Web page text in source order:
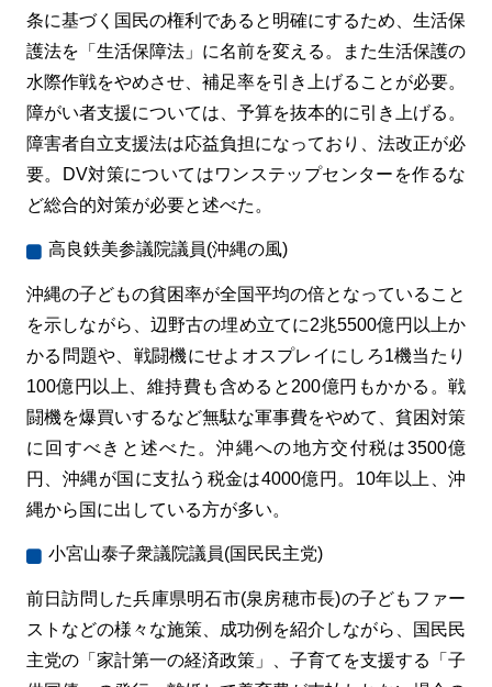
条に基づく国民の権利であると明確にするため、生活保
護法を「生活保障法」に名前を変える。また生活保護の
水際作戦をやめさせ、補足率を引き上げることが必要。
障がい者支援については、予算を抜本的に引き上げる。
障害者自立支援法は応益負担になっており、法改正が必
要。DV対策についてはワンステップセンターを作るな
ど総合的対策が必要と述べた。
高良鉄美参議院議員(沖縄の風)
沖縄の子どもの貧困率が全国平均の倍となっていること
を示しながら、辺野古の埋め立てに2兆5500億円以上か
かる問題や、戦闘機にせよオスプレイにしろ1機当たり
100億円以上、維持費も含めると200億円もかかる。戦
闘機を爆買いするなど無駄な軍事費をやめて、貧困対策
に回すべきと述べた。沖縄への地方交付税は3500億
円、沖縄が国に支払う税金は4000億円。10年以上、沖
縄から国に出している方が多い。
小宮山泰子衆議院議員(国民民主党)
前日訪問した兵庫県明石市(泉房穂市長)の子どもファー
ストなどの様々な施策、成功例を紹介しながら、国民民
主党の「家計第一の経済政策」、子育てを支援する「子